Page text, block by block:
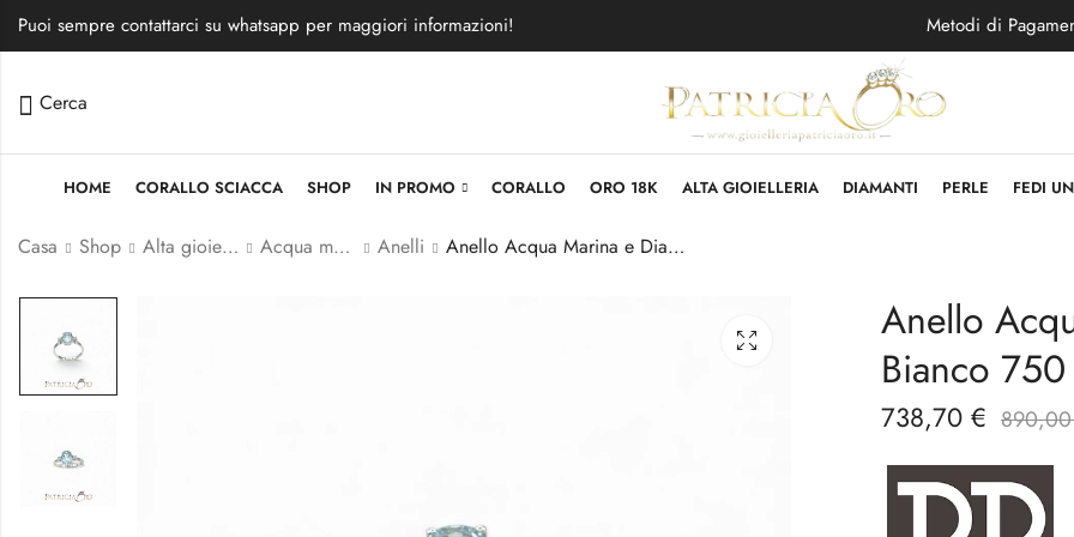
Puoi sempre contattarci su whatsapp per maggiori informazioni! Metodi di
Cerca
HOME CORALLO SCIACCA SHOP IN PROMO CORALLO ORO 18K ALTA GIOIELLERIA DIAMANTI PERLE FEDI
Casa Shop Alta gioielleria Acqua marina Anelli Anello Acqua Marina e Diamanti in Oro Bianco 750 Davite & Delucchi
Anello
Bianco
738,70 €